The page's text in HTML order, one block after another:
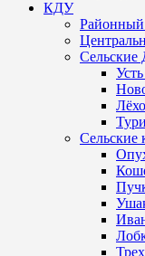
КДУ
Сельские
Сельские